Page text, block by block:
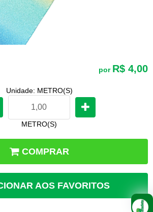
por R$ 4,00
Unidade: METRO(S)
METRO(S)
COMPRAR
AOS FAVORITOS